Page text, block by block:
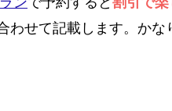
わせて記載します。か